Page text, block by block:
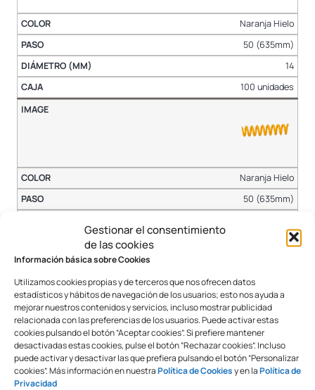
Gestionar el consentimiento
de las cookies
Información básica sobre Cookies
Utilizamos cookies propias y de terceros que nos ofrecen datos
estadísticos y hábitos de navegación de los usuarios; esto nos ayuda a
mejorar nuestros contenidos y servicios, incluso mostrar publicidad
relacionada con las preferencias de los usuarios. Puede activar estas
cookies pulsando el botón “Aceptar cookies”. Si prefiere mantener
desactivadas estas cookies, pulse el botón “Rechazar cookies”. Incluso
puede activar y desactivar las que prefiera pulsando el botón “Personalizar
cookies”. Más información en nuestraPolítica de Cookiesy en laPolítica de
Privacidad
Naranja Hielo
50 (635mm)
14
100 unidades
Naranja Hielo
50 (635mm)
100 unidades
Naranja Hielo
50 (635mm)
10